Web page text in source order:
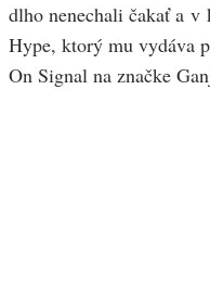
dlho nenechali čakať a
Hype, ktorý mu vydáva
On Signal na značke